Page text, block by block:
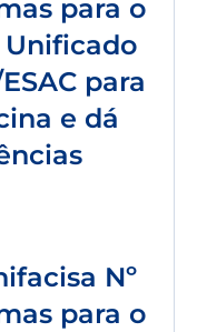
para o
Unificado
para
e dá
Nº
para o